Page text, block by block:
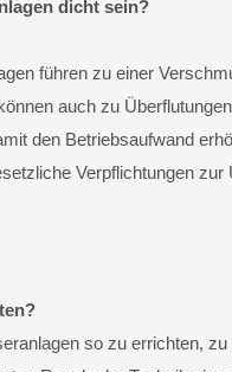
dicht sein?
führen zu einer
auch zu
den Betriebsaufwand
Verpflichtungen
so zu errichten,